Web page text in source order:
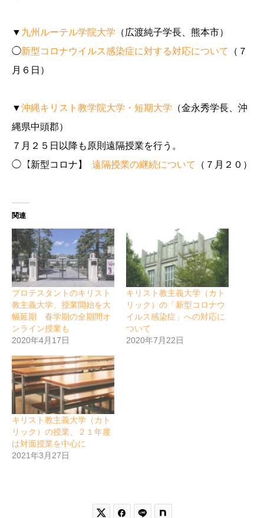
▼ 九州ルーテル学院大学 （広渡純子学長、熊本市）
◯新型コロナウイルス感染症に対する対応について
（７
月６日）
▼沖縄キリスト教学院大学・短期大学 （金永秀学長、沖
縄県中頭郡）
７月２５日以降も原則遠隔授業を行う。
◯【新型コロナ】
遠隔授業の継続について （７月２０）
関連
プロテスタントのキリスト
教主義大学、授業開始を大
幅延期 春学期の全期間オ
ンライン授業も
2020年4月17日
キリスト教主義大学（カト
リック）の「新型コロナウ
イルス感染症」への対応に
ついて
2020年7月22日
キリスト教主義大学（カト
リック）の授業、２１年度
は対面授業を中心に
2021年3月27日
 